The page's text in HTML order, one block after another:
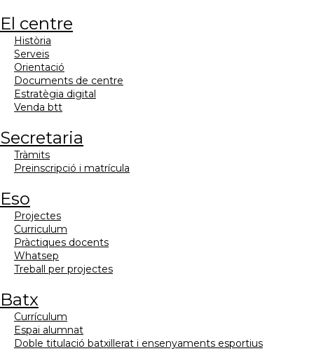
el centre
història
serveis
orientació
documents de centre
estratègia digital
venda btt
secretaria
tràmits
preinscripció i matrícula
eso
projectes
curriculum
pràctiques docents
whatsep
treball per projectes
batx
currículum
espai alumnat
doble titulació batxillerat i ensenyaments esportius